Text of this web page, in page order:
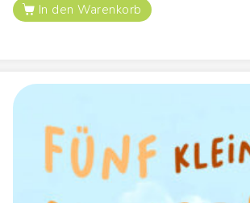
In den Warenkorb